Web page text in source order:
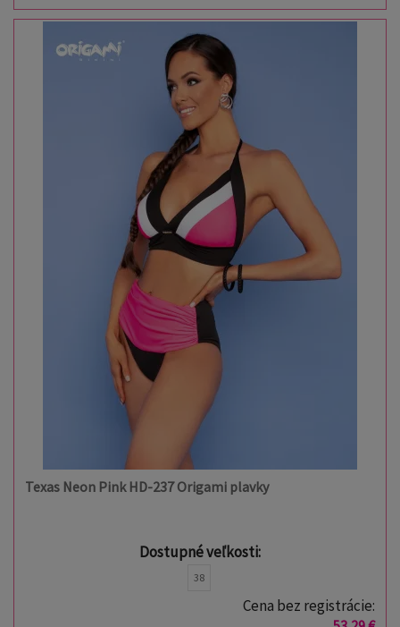
Texas Neon Pink HD-237 Origami plavky
Dostupné veľkosti:
38
Cena bez registrácie: